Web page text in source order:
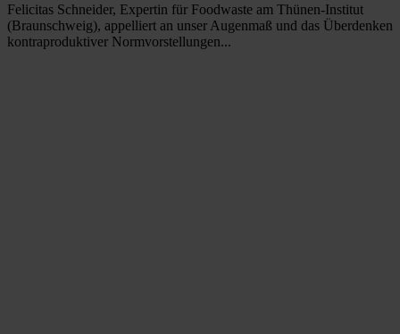
Felicitas Schneider, Expertin für Foodwaste am Thünen-Institut
(Braunschweig), appelliert an unser Augenmaß und das Überdenken
kontraproduktiver Normvorstellungen...